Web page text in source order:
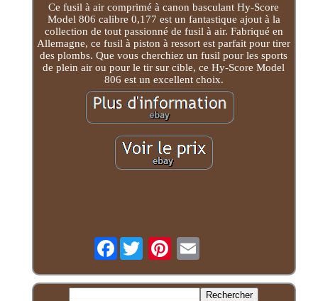
Ce fusil à air comprimé à canon basculant Hy-Score
Model 806 calibre 0,177 est un fantastique ajout à la
collection de tout passionné de fusil à air. Fabriqué en
Allemagne, ce fusil à piston à ressort est parfait pour tirer
des plombs. Que vous cherchiez un fusil pour les sports
de plein air ou pour le tir sur cible, ce Hy-Score Model
806 est un excellent choix.
Facebook